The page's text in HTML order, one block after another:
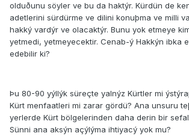
olduðunu söyler ve bu da haktýr. Kürdün de
adetlerini sürdürme ve dilini konuþma ve milli
hakký vardýr ve olacaktýr. Bunu yok etmeye
yetmedi, yetmeyecektir. Cenab-ý Hakkýn ibka
edebilir ki?
Þu 80-90 yýllýk süreçte yalnýz Kürtler mi
Kürt menfaatleri mi zarar gördü? Ana unsuru
yerlerde Kürt bölgelerinden daha derin bir
Sünni ana aksýn açýlýma ihtiyacý yok mu?